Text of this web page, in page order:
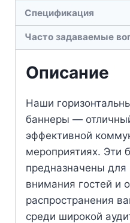
Спецификация
Часто задаваемые
Описание
Наши
баннеры —
эффективной
мероприятиях. Эти
предназначены для
внимания гостей и
распространения
среди широкой